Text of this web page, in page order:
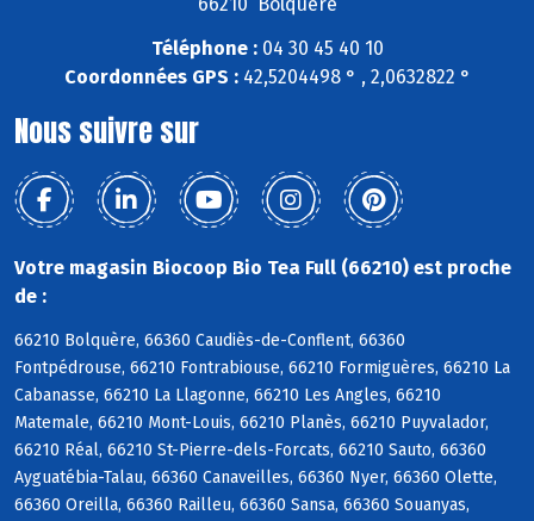
66210 Bolquère
Téléphone :04 30 45 40 10
Coordonnées GPS :42,5204498 ° , 2,0632822 °
Nous suivre sur
Votre magasin Biocoop Bio Tea Full (66210) est proche
de :
66210 Bolquère, 66360 Caudiès-de-Conflent, 66360
Fontpédrouse, 66210 Fontrabiouse, 66210 Formiguères, 66210 La
Cabanasse, 66210 La Llagonne, 66210 Les Angles, 66210
Matemale, 66210 Mont-Louis, 66210 Planès, 66210 Puyvalador,
66210 Réal, 66210 St-Pierre-dels-Forcats, 66210 Sauto, 66360
Ayguatébia-Talau, 66360 Canaveilles, 66360 Nyer, 66360 Olette,
66360 Oreilla, 66360 Railleu, 66360 Sansa, 66360 Souanyas,